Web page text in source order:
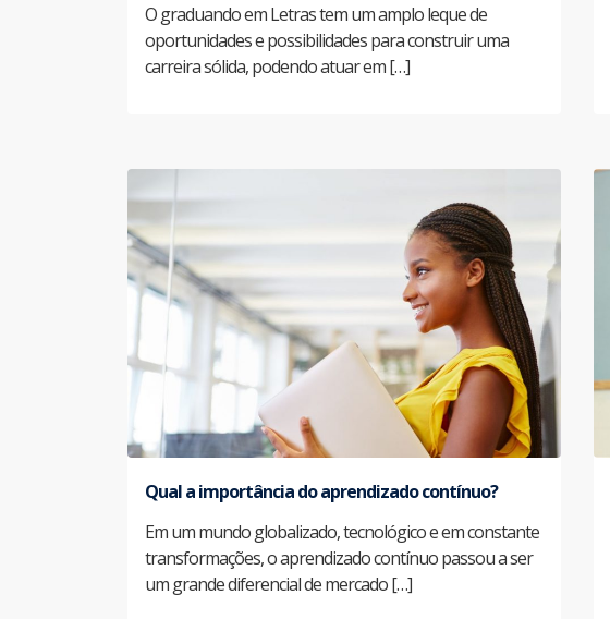
O graduando em Letras tem um amplo leque de
oportunidades e possibilidades para construir uma
carreira sólida, podendo atuar em […]
Qual a importância do aprendizado contínuo?
Em um mundo globalizado, tecnológico e em constante
transformações, o aprendizado contínuo passou a ser
um grande diferencial de mercado […]